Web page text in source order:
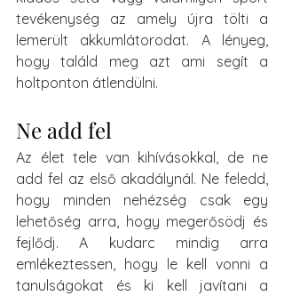
tevékenység az amely újra tölti a
lemerült akkumlátorodat. A lényeg,
hogy találd meg azt ami segít a
holtponton átlendülni.
Ne add fel
Az élet tele van kihívásokkal, de ne
add fel az első akadálynál. Ne feledd,
hogy minden nehézség csak egy
lehetőség arra, hogy megerősödj és
fejlődj. A kudarc mindig arra
emlékeztessen, hogy le kell vonni a
tanulságokat és ki kell javítani a